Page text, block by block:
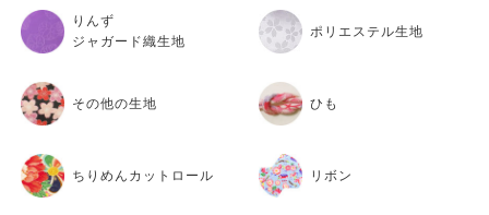
りんず
ジャガード織生地
ポリエステル生地
その他の生地 ひも
ちりめんカットロール リボン